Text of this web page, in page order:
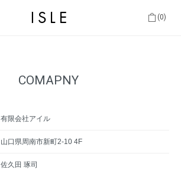
(0)
COMAPNY
有限会社アイル
山口県周南市新町2-10 4F
佐久田 琢司